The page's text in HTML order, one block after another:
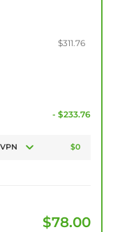
$311.76
- $233.76
$0
$78.00